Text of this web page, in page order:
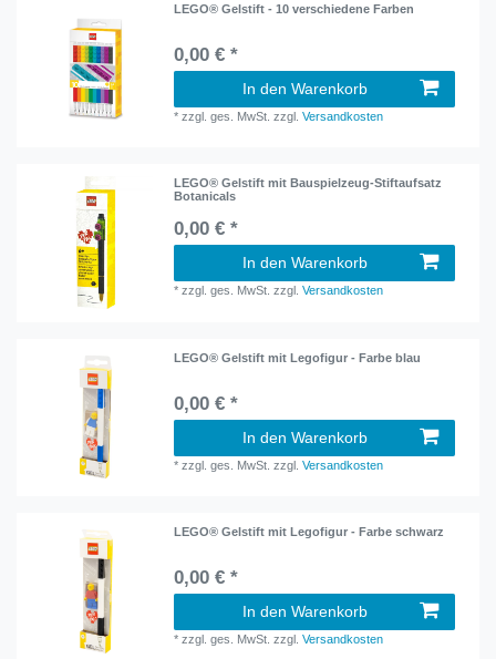
LEGO® Gelstift - 10 verschiedene Farben
0,00 € *
In den Warenkorb
*zzgl. ges. MwSt. zzgl.Versandkosten
LEGO® Gelstift mit Bauspielzeug-Stiftaufsatz
Botanicals
0,00 € *
In den Warenkorb
*zzgl. ges. MwSt. zzgl.Versandkosten
LEGO® Gelstift mit Legofigur - Farbe blau
0,00 € *
In den Warenkorb
*zzgl. ges. MwSt. zzgl.Versandkosten
LEGO® Gelstift mit Legofigur - Farbe schwarz
0,00 € *
In den Warenkorb
*zzgl. ges. MwSt. zzgl.Versandkosten